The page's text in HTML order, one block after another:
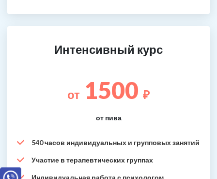
Интенсивный курс
от 1500 ₽
от пива
540 часов индивидуальных и групповых занятий
Участие в терапевтических группах
Индивидуальная работа с психологом